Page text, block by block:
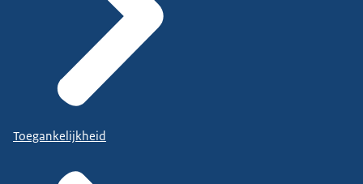
Toegankelijkheid